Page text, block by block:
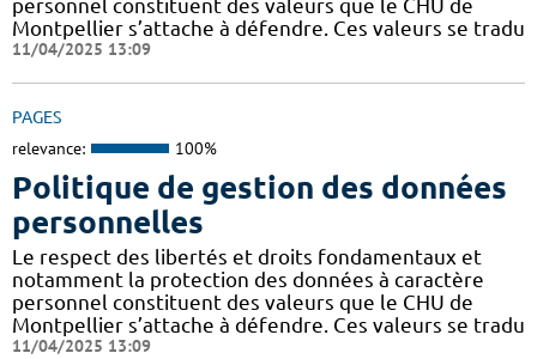
personnel constituent des valeurs que le CHU de
Montpellier s’attache à défendre. Ces valeurs se tradu
11/04/2025 13:09
PAGES
relevance: 100%
Politique de gestion des données
personnelles
Le respect des libertés et droits fondamentaux et
notamment la protection des données à caractère
personnel constituent des valeurs que le CHU de
Montpellier s’attache à défendre. Ces valeurs se tradu
11/04/2025 13:09